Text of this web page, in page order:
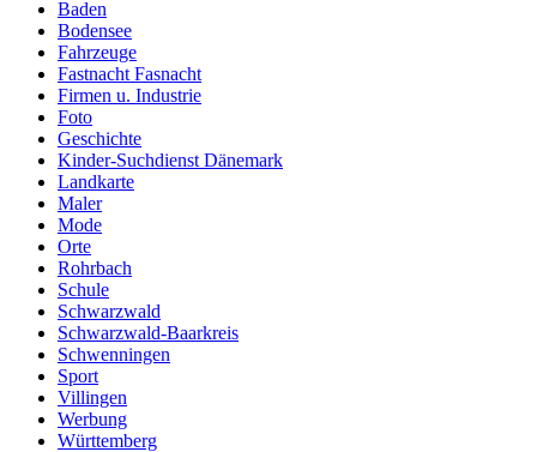
Baden
Bodensee
Fahrzeuge
Fastnacht Fasnacht
Firmen u. Industrie
Foto
Geschichte
Kinder-Suchdienst Dänemark
Landkarte
Maler
Mode
Orte
Rohrbach
Schule
Schwarzwald
Schwarzwald-Baarkreis
Schwenningen
Sport
Villingen
Werbung
Württemberg